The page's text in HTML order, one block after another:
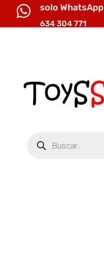
 solo WhatsApp
634 304 771
productos